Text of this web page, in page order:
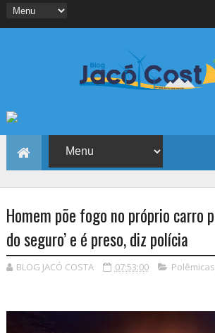
Homem põe fogo no próprio carro
do seguro’ e é preso, diz polícia
BLOG JACÓ COSTA 07:53:00 Polêmicas